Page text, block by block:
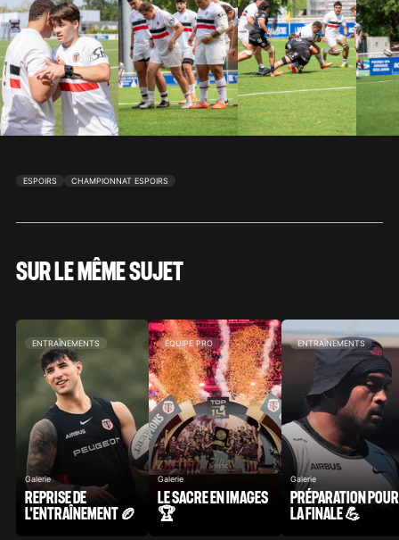
ESPOIRS CHAMPIONNAT ESPOIRS
SUR LE MÊME SUJET
ENTRAÎNEMENTS
Galerie
REPRISE DE
L'ENTRAÎNEMENT 🏉
ÉQUIPE PRO
Galerie
LE SACRE EN IMAGES
🏆
ENTRAÎNEMENTS
Galerie
PRÉPARATION POUR
LA FINALE 💪